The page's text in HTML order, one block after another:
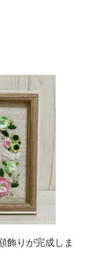
飾りが完成しま